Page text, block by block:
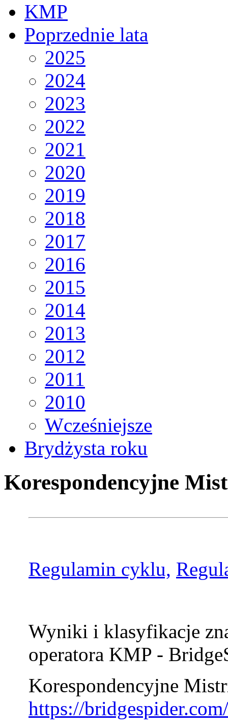
KMP
Poprzednie lata
2025
2024
2023
2022
2021
2020
2019
2018
2017
2016
2015
2014
2013
2012
2011
2010
Wcześniejsze
Brydżysta roku
Korespondencyjne
Regulamin cyklu,
Wyniki i klasyfikacje
operatora KMP -
Korespondencyjne
https://